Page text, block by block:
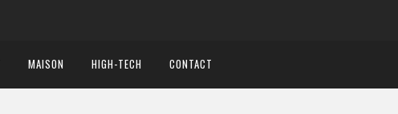
MAISON HIGH-TECH CONTACT